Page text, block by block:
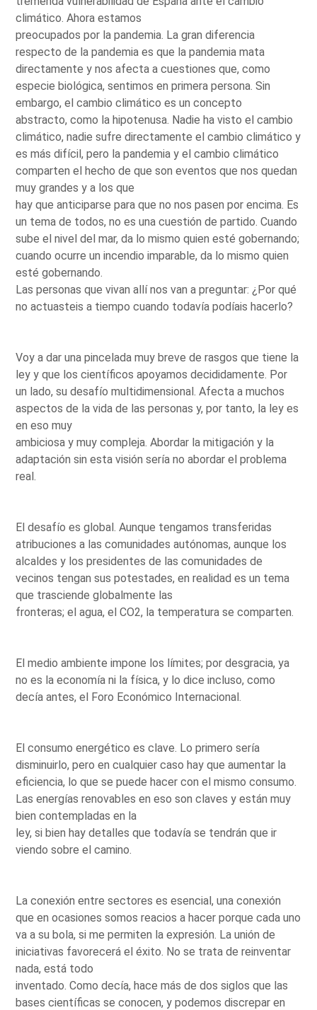
climático. Ahora estamos
preocupados por la pandemia. La gran diferencia
respecto de la pandemia es que la pandemia mata
directamente y nos afecta a cuestiones que, como
especie biológica, sentimos en primera persona. Sin
embargo, el cambio climático es un concepto
abstracto, como la hipotenusa. Nadie ha visto el cambio
climático, nadie sufre directamente el cambio climático y
es más difícil, pero la pandemia y el cambio climático
comparten el hecho de que son eventos que nos quedan
muy grandes y a los que
hay que anticiparse para que no nos pasen por encima. Es
un tema de todos, no es una cuestión de partido. Cuando
sube el nivel del mar, da lo mismo quien esté gobernando;
cuando ocurre un incendio imparable, da lo mismo quien
esté gobernando.
Las personas que vivan allí nos van a preguntar: ¿Por qué
no actuasteis a tiempo cuando todavía podíais hacerlo?
Voy a dar una pincelada muy breve de rasgos que tiene la
ley y que los científicos apoyamos decididamente. Por
un lado, su desafío multidimensional. Afecta a muchos
aspectos de la vida de las personas y, por tanto, la ley es
en eso muy
ambiciosa y muy compleja. Abordar la mitigación y la
adaptación sin esta visión sería no abordar el problema
real.
El desafío es global. Aunque tengamos transferidas
atribuciones a las comunidades autónomas, aunque los
alcaldes y los presidentes de las comunidades de
vecinos tengan sus potestades, en realidad es un tema
que trasciende globalmente las
fronteras; el agua, el CO2, la temperatura se comparten.
El medio ambiente impone los límites; por desgracia, ya
no es la economía ni la física, y lo dice incluso, como
decía antes, el Foro Económico Internacional.
El consumo energético es clave. Lo primero sería
disminuirlo, pero en cualquier caso hay que aumentar la
eficiencia, lo que se puede hacer con el mismo consumo.
Las energías renovables en eso son claves y están muy
bien contempladas en la
ley, si bien hay detalles que todavía se tendrán que ir
viendo sobre el camino.
La conexión entre sectores es esencial, una conexión
que en ocasiones somos reacios a hacer porque cada uno
va a su bola, si me permiten la expresión. La unión de
iniciativas favorecerá el éxito. No se trata de reinventar
nada, está todo
inventado. Como decía, hace más de dos siglos que las
bases científicas se conocen, y podemos discrepar en